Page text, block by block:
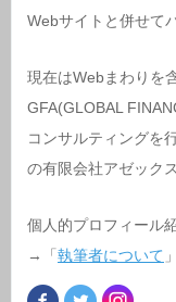
Webサイトと併せて
現在はWebまわりを
GFA(GLOBAL
コンサルティングを
の有限会社アゼック
個人的プロフィール
→「 執筆者について